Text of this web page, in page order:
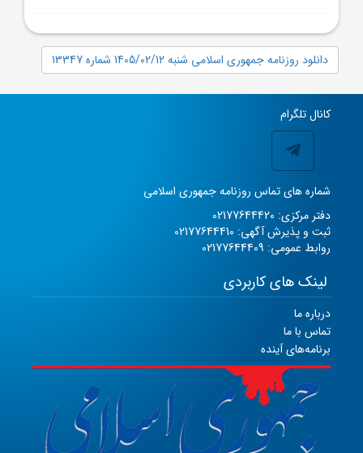
دانلود روزنامه جمهوری اسلامی شنبه 1405/02/12 شماره 13347
کانال تلگرام
شماره های تماس روزنامه جمهوری اسلامی
دفتر مرکزی: 02177644420
ثبت و پذیرش آگهی: 02177644410
روابط عمومی: 02177644409
لینک های کاربردی
درباره ما
تماس با ما
برنامه‌های آینده